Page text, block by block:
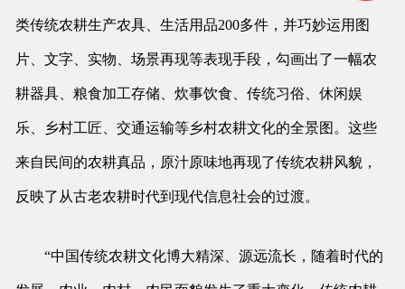
类传统农耕生产农具、生活用品200多件，并巧妙运用图
片、文字、实物、场景再现等表现手段，勾画出了一幅农
耕器具、粮食加工存储、炊事饮食、传统习俗、休闲娱
乐、乡村工匠、交通运输等乡村农耕文化的全景图。这些
来自民间的农耕真品，原汁原味地再现了传统农耕风貌，
反映了从古老农耕时代到现代信息社会的过渡。
“中国传统农耕文化博大精深、源远流长，随着时代的